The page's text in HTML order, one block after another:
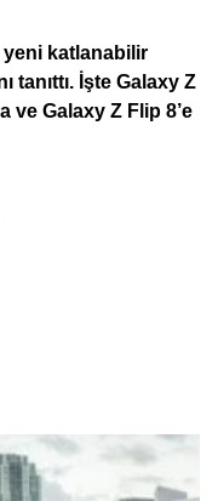
katlanabilir
tanıttı. İşte Galaxy Z
ve Galaxy Z Flip 8’e